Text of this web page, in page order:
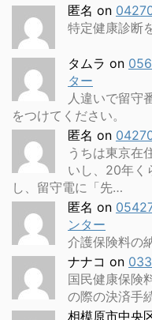
匿名 on
特定健康診断
タムラ on
ター
人違いで留守
をつけてください。
匿名 on
うちは東京在
いし、20年く
し、留守電に「先…
匿名 on
ンター
介護保険料の
ナナコ on
国民健康保険
の際の決済手
相模原市中央